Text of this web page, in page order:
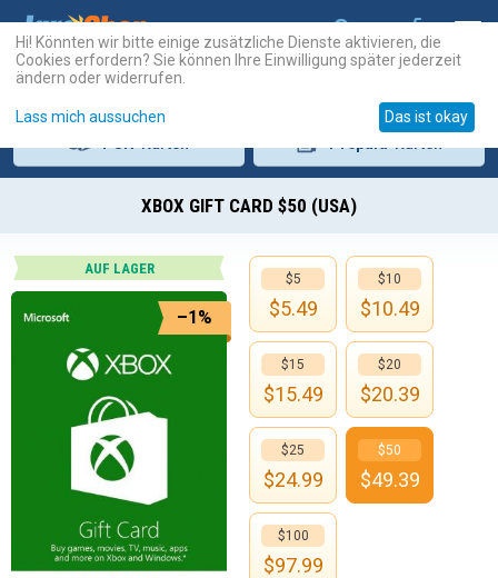
XBOX GIFT CARD $50 (USA)
AUF LAGER
–1%
$5
$5.49
$10
$10.49
$15
$15.49
$20
$20.39
$25
$24.99
$50
$49.39
$100
$97.99
Hi! Könnten wir bitte einige zusätzliche Dienste aktivieren, die
Cookies erfordern? Sie können Ihre Einwilligung später jederzeit
ändern oder widerrufen.
Lass mich aussuchen Das ist okay